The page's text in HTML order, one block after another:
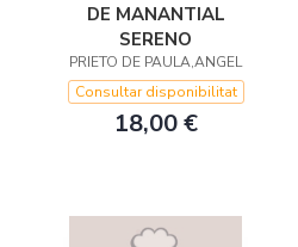
DE MANANTIAL
SERENO
PRIETO DE PAULA,ANGEL
Consultar disponibilitat
18,00 €